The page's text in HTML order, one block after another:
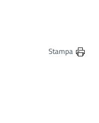
su Facebook
pagina su Twitter
questa pagina su Linkedin
Condividi questa pagina via
Stampa